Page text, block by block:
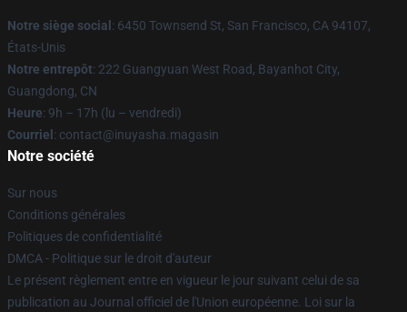
Notre siège social : 6450 Townsend St, San Francisco, CA 94107,
États-Unis
Notre entrepôt: 222 Guangyuan West Road, Bayanhot City,
Guangdong, CN
Heure: 9h – 17h (lu – vendredi)
Courriel : contact@inuyasha.magasin
Notre société
Sur nous
Conditions générales
Politiques de confidentialité
DMCA - Politique sur le droit d'auteur
Le présent règlement entre en vigueur le jour suivant celui de sa
publication au Journal officiel de l'Union européenne. Loi sur la